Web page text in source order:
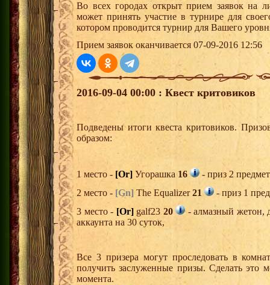
Во всех городах открыт прием заявок на
может принять участие в турнире для
котором проводится турнир для Вашего
Прием заявок оканчивается 07-09-2016 12:56
2016-09-04 00:00 : Квест критовиков
Подведены итоги квеста критовиков.
образом:
1 место - [Or] Угорашка 16
- приз 2
2 место - [Gn] The Equalizer21
- приз 1
3 место - [Or]galf23 20
- алмазный жетон,
аккаунта на 30 суток,
Все 3 призера могут проследовать в
получить заслуженные призы. Сделать это
момента.